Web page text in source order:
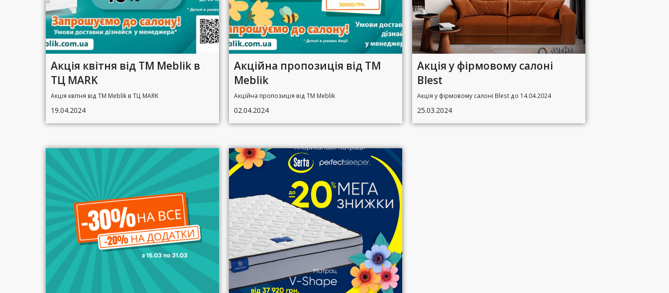
Акція квітня від ТМ Meblik в
ТЦ MARK
Акція квітня від ТМ Meblik в ТЦ MARK
19.04.2024
Акційна пропозиція від ТМ
Meblik
Акційна пропозиція від ТМ Meblik
02.04.2024
Акція у фірмовому салоні
Blest
Акція у фірмовому салоні Blest до 14.04.2024
25.03.2024